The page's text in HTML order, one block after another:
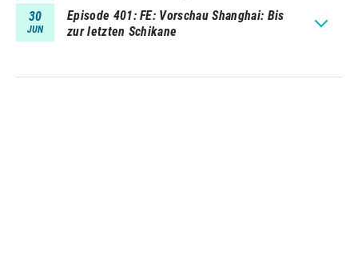
30
JUN
Episode 401 FE: Vorschau Shanghai: Bis
zur letzten Schikane